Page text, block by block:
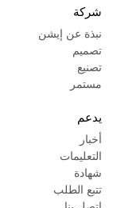
شركة
نبذة عن إيشن
تصميم
تصنيع
مستمر
يدعم
أخبار
التعليمات
شهادة
تتبع الطلب